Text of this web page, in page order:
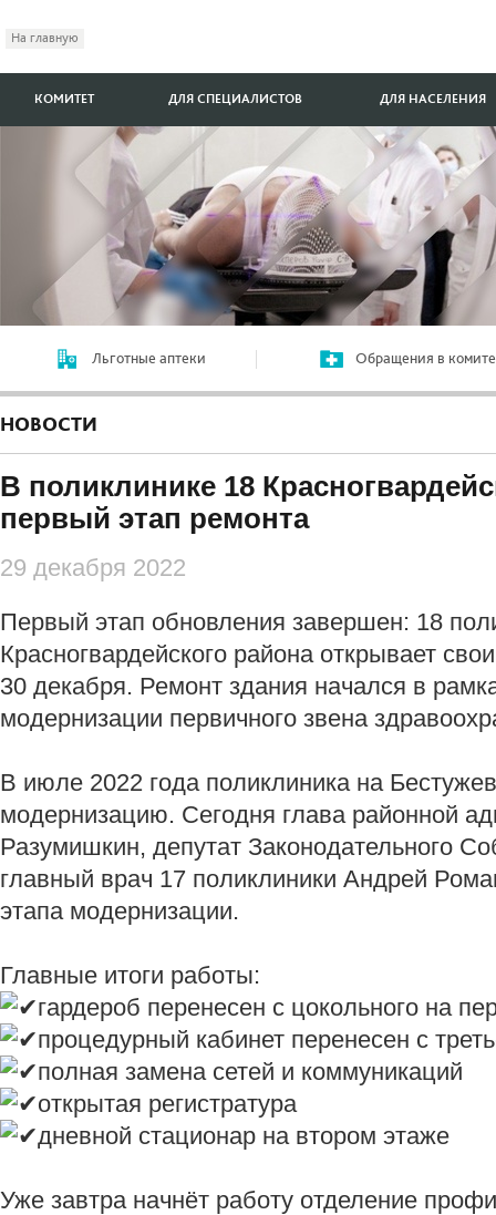
На главную
КОМИТЕТ ДЛЯ СПЕЦИАЛИСТОВ ДЛЯ НАСЕЛЕНИЯ
Льготные аптеки Обращения в
НОВОСТИ
В поликлинике 18
первый этап ремонта
29 декабря 2022
Первый этап обновления завершен: 18
Красногвардейского района открывает
30 декабря. Ремонт здания начался в
модернизации первичного звена
В июле 2022 года поликлиника на
модернизацию. Сегодня глава районной
Разумишкин, депутат Законодательного
главный врач 17 поликлиники Андрей
этапа модернизации.
Главные итоги работы:
гардероб перенесен с цокольного на
процедурный кабинет перенесен с
полная замена сетей и коммуникаций
открытая регистратура
дневной стационар на втором этаже
Уже завтра начнёт работу отделение